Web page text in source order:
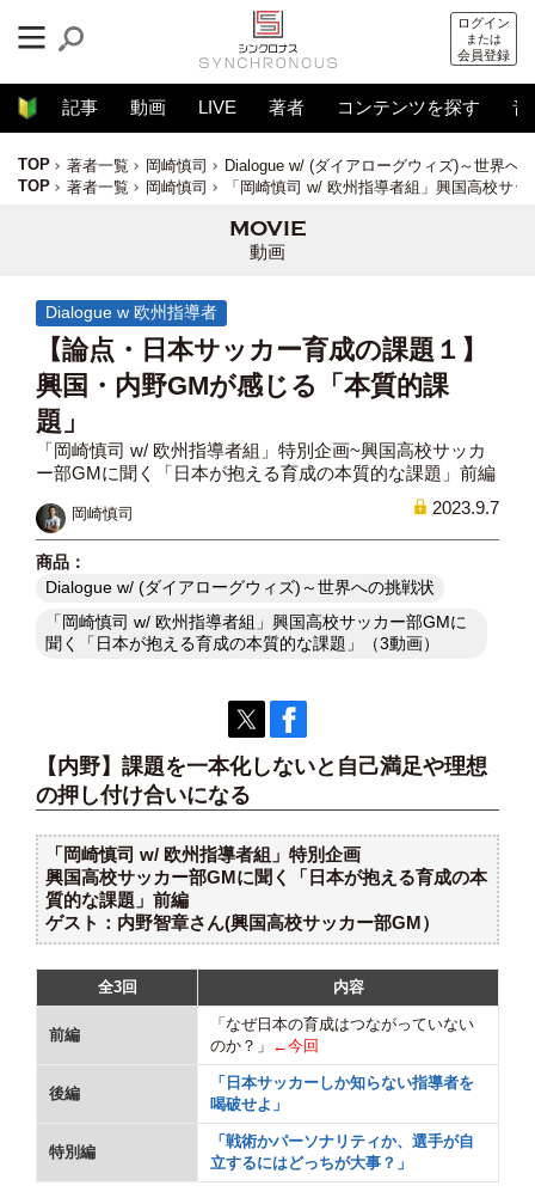
ログイン
または
会員登録
記事 動画 LIVE 著者 コンテンツを探す 音
TOP 著者一覧 岡崎慎司
Dialogue w/ (ダイアローグウィズ)～世界へ
TOP
著者一覧 岡崎慎司 「岡崎慎司 w/ 欧州指導者組」興国高校サ
動画
Dialogue w 欧州指導者
【論点・日本サッカー育成の課題１】
興国・内野GMが感じる「本質的課
題」
「岡崎慎司 w/ 欧州指導者組」特別企画~興国高校サッカ
ー部GMに聞く「日本が抱える育成の本質的な課題」前編
岡崎慎司 2023.9.7
Dialogue w/ (ダイアローグウィズ)～世界への挑戦状
「岡崎慎司 w/ 欧州指導者組」興国高校サッカー部GMに
聞く「日本が抱える育成の本質的な課題」（3動画）
【内野】課題を一本化しないと自己満足や理想
の押し付け合いになる
「岡崎慎司 w/ 欧州指導者組」特別企画
興国高校サッカー部GMに聞く「日本が抱える育成の本
質的な課題」前編
ゲスト：内野智章さん(興国高校サッカー部GM）
全3回 内容
前編
「なぜ日本の育成はつながっていない
のか？」 ←今回
後編
「日本サッカーしか知らない指導者を
喝破せよ」
特別編
「戦術かパーソナリティか、選手が自
立するにはどっちが大事？」